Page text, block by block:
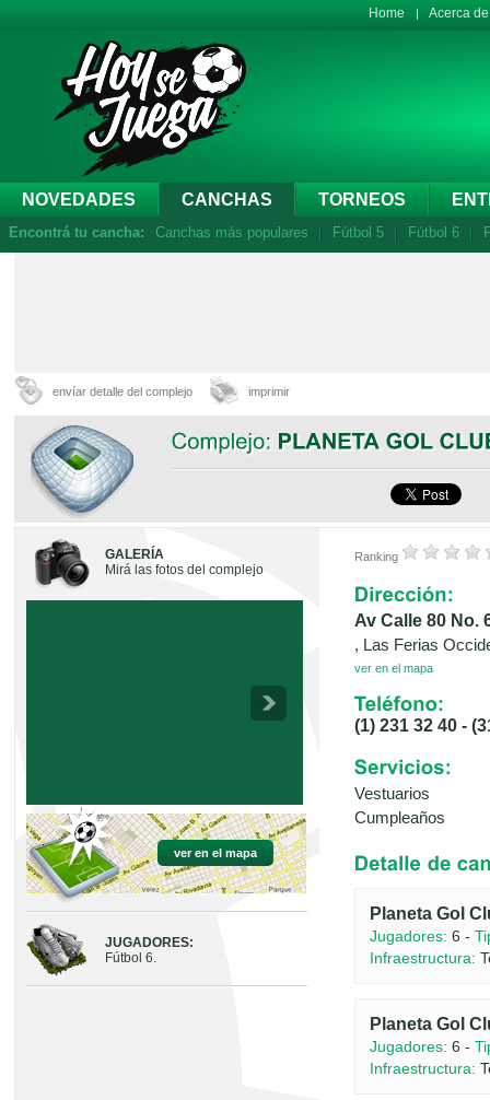
Home Acerca
NOVEDADES CANCHAS TORNEOS
Encontrá tu cancha: Canchas más populares Fútbol 5 Fútbol 6
envíar detalle del complejo imprimir
GALERÍA
Mirá las fotos del complejo
ver en el mapa
JUGADORES:
Fútbol 6.
Ranking
Av Calle 80 No.
, Las Ferias
ver en el mapa
(1) 231 32 40 -
Vestuarios
Cumpleaños
Planeta Gol
Jugadores: 6 -
Infraestructura:
Planeta Gol
Jugadores: 6 -
Infraestructura: